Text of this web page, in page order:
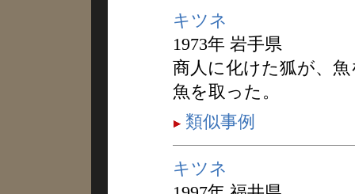
キツネ
1973年 岩手県
商人に化けた狐が、
魚を取った。
類似事例
キツネ